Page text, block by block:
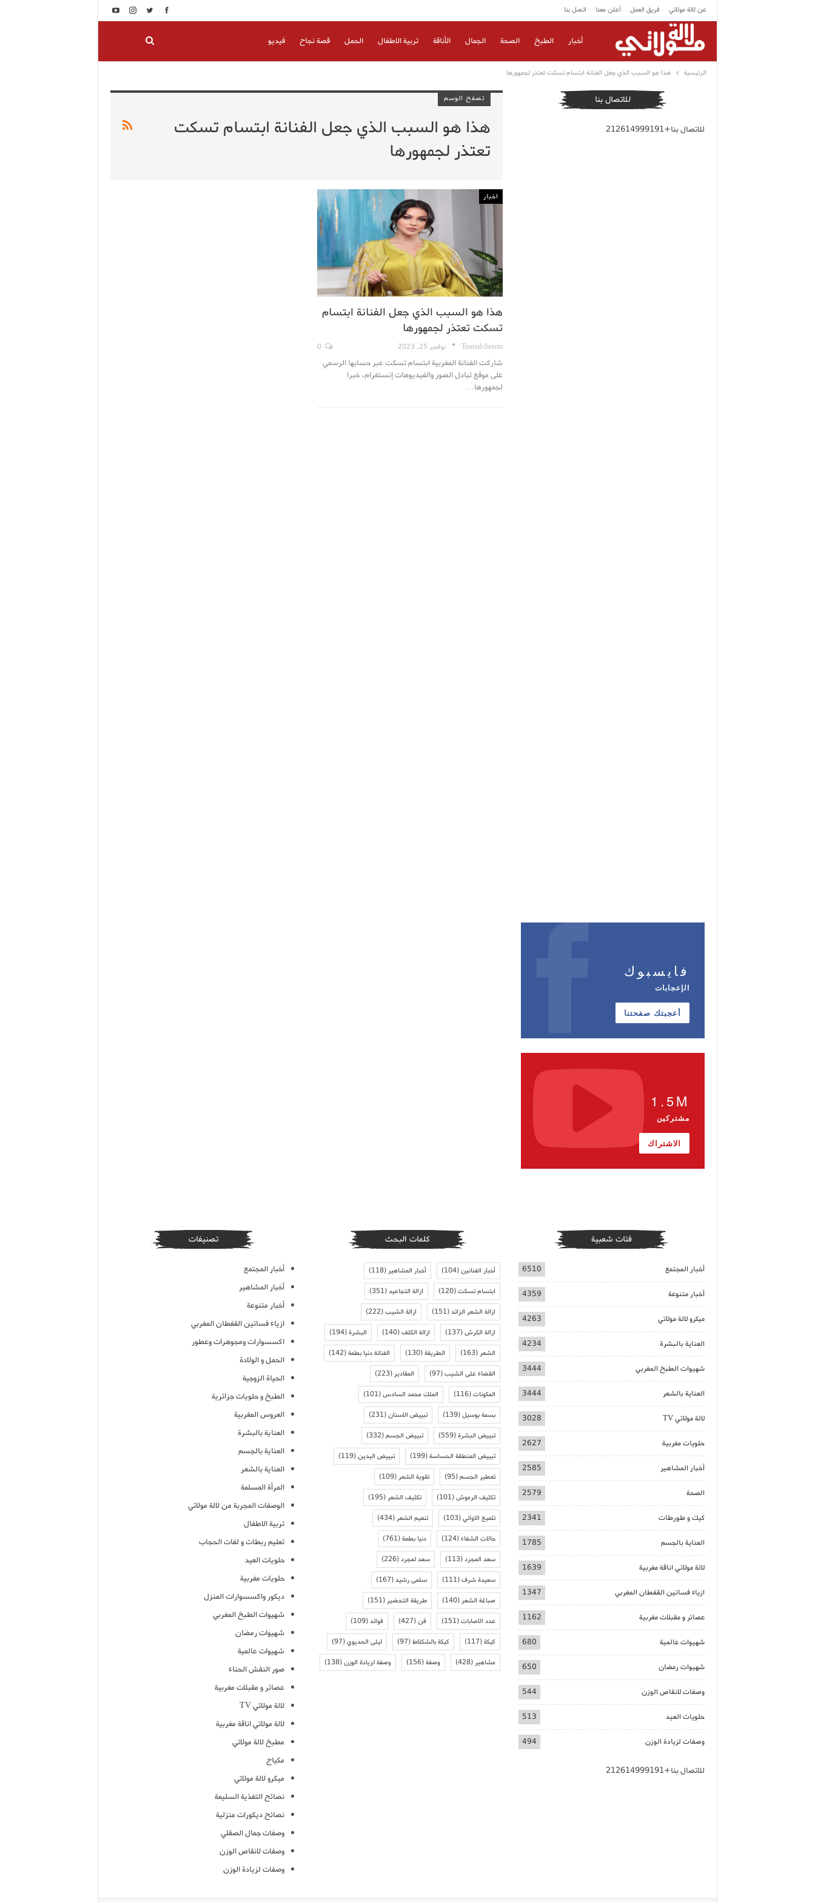
عن لالة مولاتي فريق العمل أعلن معنا اتصل بنا
أخبار الطبخ الصحة الجمال الأناقة تربية الاطفال الحمل قصة نجاح فيديو
الرئيسية هذا هو السبب الذي جعل الفنانة ابتسام تسكت تعتذر لجمهورها
تصفح الوسم
هذا هو السبب الذي جعل الفنانة ابتسام تسكت
تعتذر لجمهورها
اخبار
هذا هو السبب الذي جعل الفنانة ابتسام
تسكت تعتذر لجمهورها
TouriaIcherem نوفمبر 25, 2023
شاركت الفنانة المغربية ابتسام تسكت عبر حسابها الرسمي
على موقع تبادل الصور والفيديوهات إنستغرام، خبرا
لجمهورها…
للاتصال بنا
للاتصال بنا+212614999191
فايسبوك
الإعجابات
أعجبتك صفحتنا
1.5M
مشتركين
الاشتراك
فئات شعبية
أخبار المجتمع 6510
أخبار متنوعة 4359
ميكرو لالة مولاتي 4263
العناية بالبشرة 4234
شهيوات الطبخ المغربي 3444
العناية بالشعر 3444
لالة مولاتي TV 3028
حلويات مغربية 2627
أخبار المشاهير 2585
الصحة 2579
كيك و طورطات 2341
العناية بالجسم 1785
لالة مولاتي اناقة مغربية 1639
ازياء فساتين القفطان المغربي 1347
عصائر و مقبلات مغربية 1162
شهيوات عالمية 680
شهيوات رمضان 650
وصفات لانقاص الوزن 544
حلويات العيد 513
وصفات لزيادة الوزن 494
للاتصال بنا+212614999191
كلمات البحث
أخبار الفنانين(104) أخبار المشاهير(118)
ابتسام تسكت(120) ازالة التجاعيد(351)
ازالة الشعر الزائد(151) ازالة الشيب(222)
ازالة الكرش(137) ازالة الكلف(140) البشرة(194)
الشعر(163) الطريقة(130) الفنانة دنيا بطمة(142)
القضاء على الشيب(97) المقادير(223)
المكونات(116) الملك محمد السادس(101)
بسمة بوسيل(139) تبييض الاسنان(231)
تبييض البشرة(559) تبييض الجسم(332)
تبييض المنطقة الحساسة(199) تبييض اليدين(119)
تعطير الجسم(95) تقوية الشعر(109)
تكثيف الرموش(101) تكثيف الشعر(195)
تلميع الاواني(103) تنعيم الشعر(434)
حالات الشفاء(124) دنيا بطمة(761)
سعد المجرد(113) سعد لمجرد(226)
سعيدة شرف(111) سلمى رشيد(167)
صباغة الشعر(140) طريقة التحضير(151)
عدد الاصابات(151) فن(427) فوائد(109)
كيكة(117) كيكة بالشكلاط(97) ليلى الحديوي(97)
مشاهير(428) وصفة(156) وصفة لزيادة الوزن(138)
تصنيفات
أخبار المجتمع
أخبار المشاهير
أخبار متنوعة
ازياء فساتين القفطان المغربي
اكسسوارات ومجوهرات وعطور
الحمل و الولادة
الحياة الزوجية
الطبخ و حلويات جزائرية
العروس المغربية
العناية بالبشرة
العناية بالجسم
العناية بالشعر
المرأة المسلمة
الوصفات المجربة من لالة مولاتي
تربية الاطفال
تعليم ربطات و لفات الحجاب
حلويات العيد
حلويات مغربية
ديكور واكسسوارات المنزل
شهيوات الطبخ المغربي
شهيوات رمضان
شهيوات عالمية
صور النقش الحناء
عصائر و مقبلات مغربية
لالة مولاتي TV
لالة مولاتي اناقة مغربية
مطبخ لالة مولاتي
مكياج
ميكرو لالة مولاتي
نصائح التغذية السليمة
نصائح ديكورات منزلية
وصفات جمال الصقلي
وصفات لانقاص الوزن
وصفات لزيادة الوزن